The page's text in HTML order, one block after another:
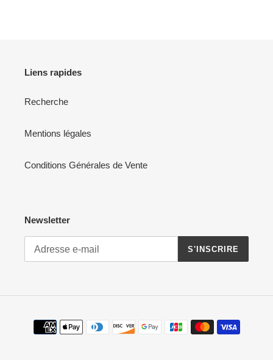
Liens rapides
Recherche
Mentions légales
Conditions Générales de Vente
Newsletter
S'INSCRIRE
Moyens
de